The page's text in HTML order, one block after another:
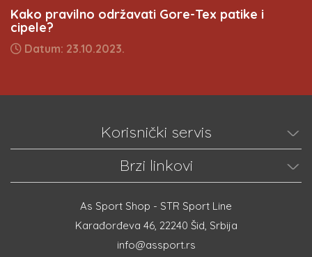
Kako pravilno održavati Gore-Tex patike i
cipele?
Datum: 23.10.2023.
Korisnički servis
Brzi linkovi
As Sport Shop - STR Sport Line
Karađorđeva 46, 22240 Šid, Srbija
info@assport.rs